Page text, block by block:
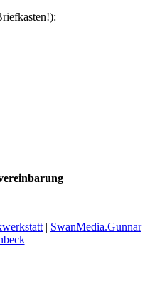
| SwanMedia.Gunnar